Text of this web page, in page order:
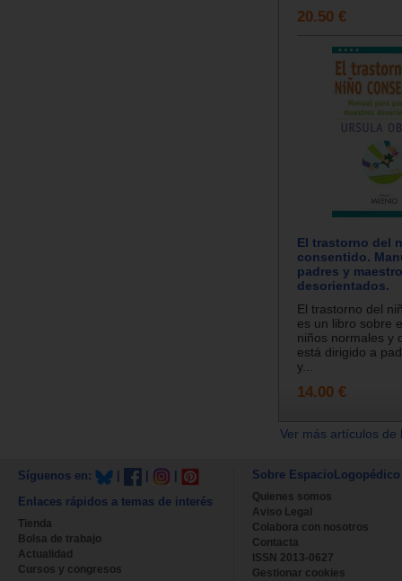
20.50 €
El trastorno del
consentido.
padres y
desorientados.
El trastorno del
es un libro sobre
niños normales y
está dirigido a
y...
14.00 €
Ver más artículos
Síguenos en:
Enlaces rápidos a temas de interés
Tienda
Bolsa de trabajo
Actualidad
Cursos y congresos
Sobre EspacioLogopédico
Quienes somos
Aviso Legal
Colabora con nosotros
Contacta
ISSN 2013-0627
Gestionar cookies